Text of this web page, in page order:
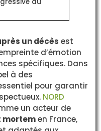
un décès est
d’émotion
spécifiques. Dans
à des
pour garantir
NORD
un acteur de
mortemen France,